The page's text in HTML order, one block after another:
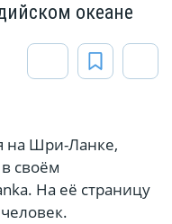
океане
на Шри-Ланке,
своём
На её страницу